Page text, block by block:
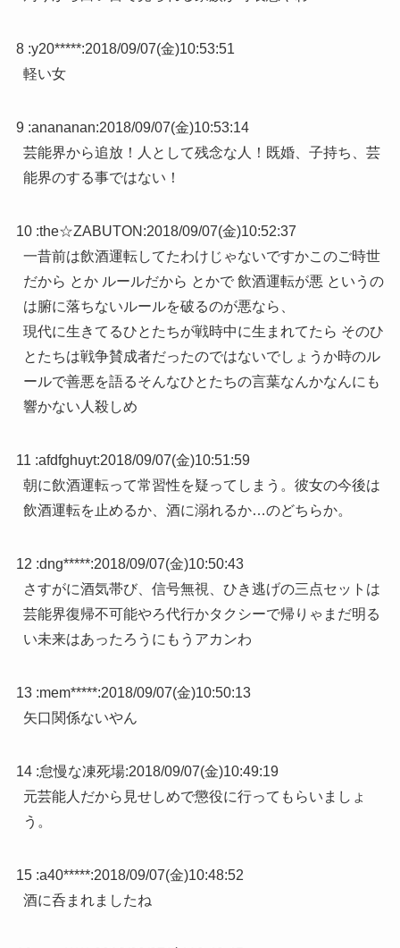
8 :y20*****:2018/09/07(金)10:53:51
軽い女
9 :anananan:2018/09/07(金)10:53:14
芸能界から追放！人として残念な人！既婚、子持ち、芸
能界のする事ではない！
10 :the☆ZABUTON :2018/09/07(金)10:52:37
一昔前は飲酒運転してたわけじゃないですかこのご時世
だから とか ルールだから とかで 飲酒運転が悪 というの
は腑に落ちないルールを破るのが悪なら、
現代に生きてるひとたちが戦時中に生まれてたら そのひ
とたちは戦争賛成者だったのではないでしょうか時のル
ールで善悪を語るそんなひとたちの言葉なんかなんにも
響かない人殺しめ
11 :afdfghuyt:2018/09/07(金)10:51:59
朝に飲酒運転って常習性を疑ってしまう。彼女の今後は
飲酒運転を止めるか、酒に溺れるか…のどちらか。
12 :dng*****:2018/09/07(金)10:50:43
さすがに酒気帯び、信号無視、ひき逃げの三点セットは
芸能界復帰不可能やろ代行かタクシーで帰りゃまだ明る
い未来はあったろうにもうアカンわ
13 :mem*****:2018/09/07(金)10:50:13
矢口関係ないやん
14 :怠慢な凍死場:2018/09/07(金)10:49:19
元芸能人だから見せしめで懲役に行ってもらいましょ
う。
15 :a40*****:2018/09/07(金)10:48:52
酒に呑まれましたね